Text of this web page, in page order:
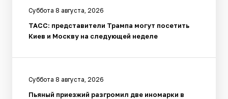
Суббота 8 августа, 2026
ТАСС: представители Трампа могут посетить
Киев и Москву на следующей неделе
Суббота 8 августа, 2026
Пьяный приезжий разгромил две иномарки в